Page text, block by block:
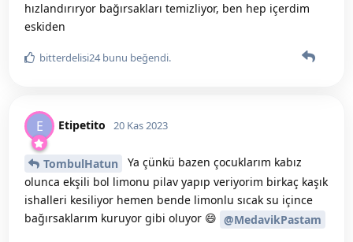
hızlandırıryor bağırsakları temizliyor, ben hep içerdim
eskiden
bitterdelisi24bunu beğendi.
E Etipetito 20 Kas 2023
TombulHatun
Ya çünkü bazen çocuklarım kabız
olunca ekşili bol limonu pilav yapıp veriyorim birkaç kaşık
ishalleri kesiliyor hemen bende limonlu sıcak su içince
bağırsaklarım kuruyor gibi oluyor 😄 @MedavikPastam